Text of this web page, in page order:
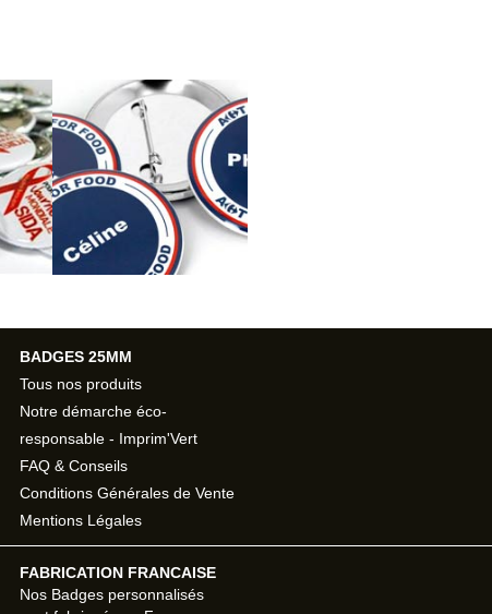
BADGES 25MM
Tous nos produits
Notre démarche éco-
responsable - Imprim'Vert
FAQ & Conseils
Conditions Générales de Vente
Mentions Légales
FABRICATION FRANCAISE
Nos Badges personnalisés